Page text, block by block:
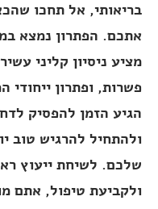
בריאותי, אל תחכו
אתכם. הפתרון נמצא
פשרות, ופתרון
הגיע הזמן להפסיק
ולהתחיל להרגיש טוב
שלכם. לשיחת ייעוץ
ולקביעת טיפול, אתם